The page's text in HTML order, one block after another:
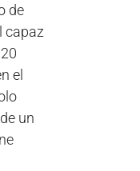
de
capaz
el
un